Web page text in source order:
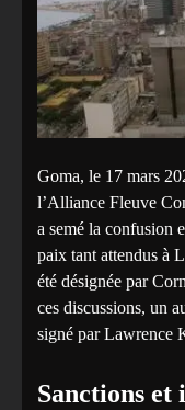
Goma, le 17 mars
l’Alliance Fleuve
a semé la confusion
paix tant attendus à
été désignée par
ces discussions, un
signé par Lawrence
Sanctions et